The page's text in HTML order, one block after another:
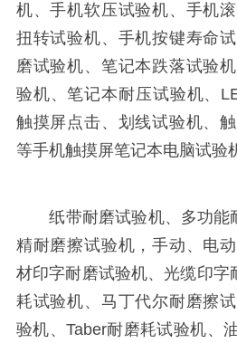
机、手机软压试验机、手机
扭转试验机、手机按键寿命
磨试验机、笔记本跌落试验
验机、笔记本耐压试验机、
触摸屏点击、划线试验机、
等手机触摸屏笔记本电脑试验
纸带耐磨试验机、多功能
精耐磨擦试验机，手动、电
材印字耐磨试验机、光缆印字
耗试验机、马丁代尔耐磨擦
验机、Taber耐磨耗试验机、